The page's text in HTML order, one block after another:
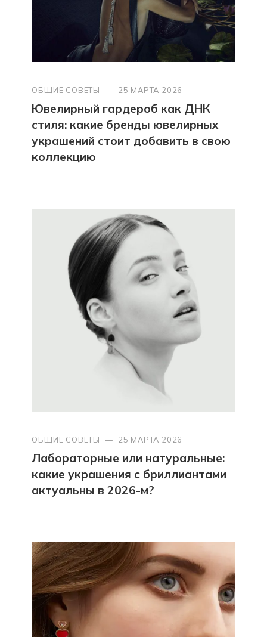
ОБЩИЕ СОВЕТЫ — 25 МАРТА 2026
Ювелирный гардероб как ДНК
стиля: какие бренды ювелирных
украшений стоит добавить в свою
коллекцию
ОБЩИЕ СОВЕТЫ — 25 МАРТА 2026
Лабораторные или натуральные:
какие украшения с бриллиантами
актуальны в 2026-м?